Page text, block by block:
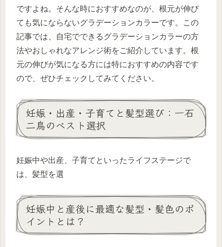
ですよね。そんな時におすすめなのが、根元が伸び
ても気にならないグラデーションカラーです。この
記事では、自宅でできるグラデーションカラーの方
法やおしゃれなアレンジ術をご紹介しています。根
元の伸びが気になる方には特におすすめの内容です
ので、ぜひチェックしてみてください。
妊娠・出産・子育てと髪型選び：一石
二鳥のベスト選択
妊娠中や出産、子育てといったライフステージで
は、髪型を選
妊娠中と産後に最適な髪型・髪色のポ
イントとは？